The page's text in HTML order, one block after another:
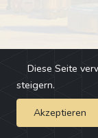
Impressum -
Diese Seite
steigern.
Akzeptieren